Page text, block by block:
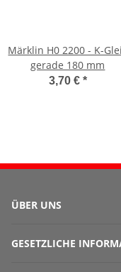
Märklin H0 2200 - K-
gerade 180 mm
3,70 € *
ÜBER UNS
GESETZLICHE